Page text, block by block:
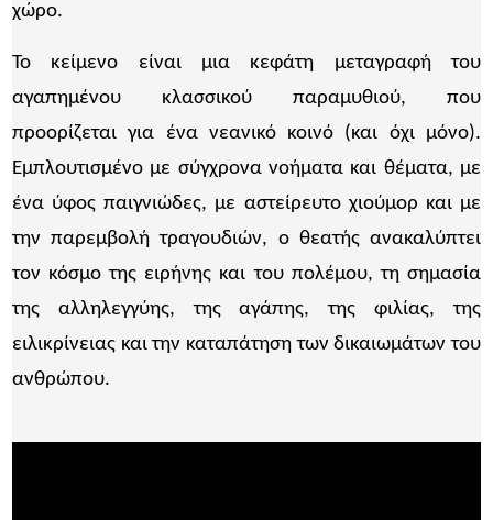
χώρο.
Το κείμενο είναι μια κεφάτη μεταγραφή του
αγαπημένου κλασσικού παραμυθιού, που
προορίζεται για ένα νεανικό κοινό (και όχι μόνο).
Εμπλουτισμένο με σύγχρονα νοήματα και θέματα, με
ένα ύφος παιγνιώδες, με αστείρευτο χιούμορ και με
την παρεμβολή τραγουδιών, ο θεατής ανακαλύπτει
τον κόσμο της ειρήνης και του πολέμου, τη σημασία
της αλληλεγγύης, της αγάπης, της φιλίας, της
ειλικρίνειας και την καταπάτηση των δικαιωμάτων του
ανθρώπου.